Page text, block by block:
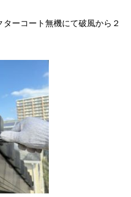
ーコート無機にて破風から２